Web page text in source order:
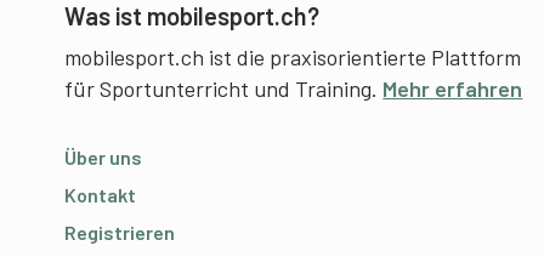
Was ist mobilesport.ch?
mobilesport.ch ist die praxisorientierte Plattform
für Sportunterricht und Training. Mehr erfahren
Über uns
Kontakt
Registrieren